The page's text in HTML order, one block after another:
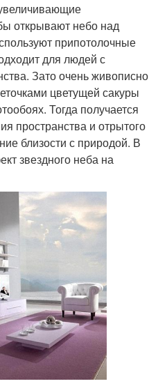
открывают небо над
припотолочные
для людей с
Зато очень живописно
цветущей сакуры
Тогда получается
пространства и отрытого
близости с природой. В
звездного неба на